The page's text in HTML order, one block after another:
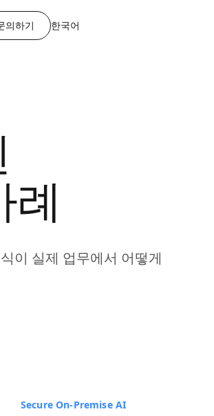
의하기 한국어
례
이 실제 업무에서 어떻게
에너지 AI Agent
Secure On-Premise AI